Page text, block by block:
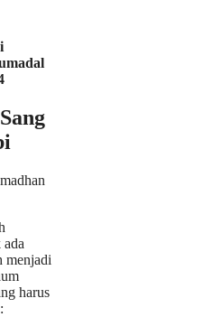
menjadi
harus